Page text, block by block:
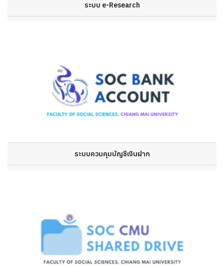
ระบบ e-Research
ระบบควบคุมบัญชีเงินฝาก